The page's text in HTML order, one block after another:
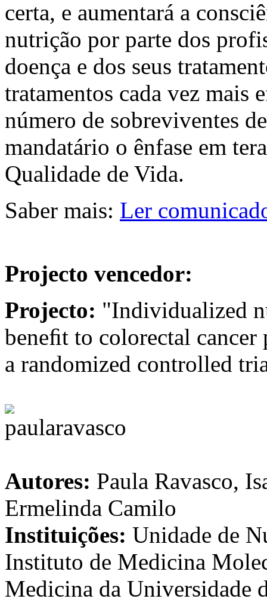
certa, e aumentará a
nutrição por parte dos
doença e dos seus
tratamentos cada vez mais
número de sobreviventes
mandatário o ênfase em
Qualidade de Vida.
Saber mais: Ler
Projecto vencedor:
Projecto: "Individualized
beneﬁt to colorectal
a randomized controlled
Autores: Paula Ravasco,
Ermelinda Camilo
Instituições: Unidade de
Instituto de Medicina
Medicina da Universidade